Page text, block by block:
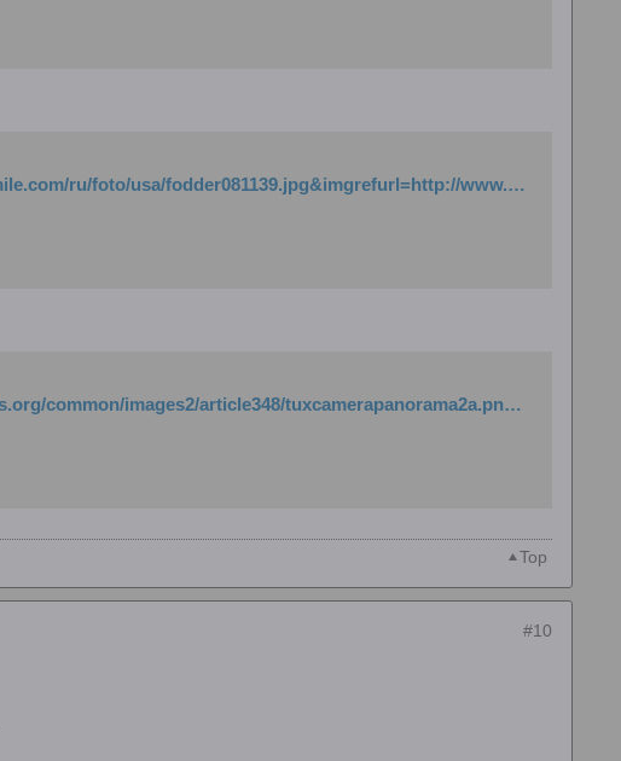
http://www.google.de/imgres?imgurl=http://www.orangesmile.com/ru/foto/usa/fodder081139.jpg&imgrefurl=http://www.orangesmile.com/hotel/buchung-billig/usa-panorama.htm&usg=__GIEu_nFmky0gbOP4z5qOzkvWVn8=&h=768&w=2366&sz=450&hl=de&start=3&sig2=1CYvF29M3TPF4A7zQxMWZg&zoom=1&um=1&itbs=1&tbnid=wA_xyOtFPhXllM:&tbnh=49&tbnw=150&prev=/images%3Fq%3DPanoramabilder%26um%3D1%26hl%3Dde%26sa%3DX%26tbs%3Disch:1&ei=wX2QTPWROYiAswb0g421AQ
http://www.google.de/imgres?imgurl=http://www.linuxfocus.org/common/images2/article348/tuxcamerapanorama2a.png&imgrefurl=http://www.linuxfocus.org/Deutsch/September2004/article348.shtml&usg=__b6Bh3uHCNsLZ3StCB7EV0B4hy9A=&h=258&w=340&sz=44&hl=de&start=52&sig2=cGScA-eoqmcWKO-RR6y2-g&zoom=1&um=1&itbs=1&tbnid=TLXlJmJRT5uFWM:&tbnh=90&tbnw=119&prev=/images%3Fq%3DPanoramabilder%26start%3D40%26um%3D1%26hl%3Dde%26sa%3DN%26ndsp%3D20%26tbs%3Disch:1&ei=o3-QTIOYNcGEswaHnvC1AQ
Top
#10